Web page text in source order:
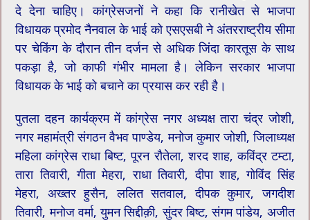
दे देना चाहिए। कांग्रेसजनों ने कहा कि रानीखेत से भाजपा
विधायक प्रमोद नैनवाल के भाई को एसएसबी ने अंतरराष्ट्रीय सीमा
पर चेकिंग के दौरान तीन दर्जन से अधिक जिंदा कारतूस के साथ
पकड़ा है, जो काफी गंभीर मामला है‌। लेकिन सरकार भाजपा
विधायक के भाई को बचाने का प्रयास कर रही है।
पुतला दहन कार्यक्रम में कांग्रेस नगर अध्यक्ष तारा चंद्र जोशी,
नगर महामंत्री संगठन वैभव पाण्डेय, मनोज कुमार जोशी, जिलाध्यक्ष
महिला कांग्रेस राधा बिष्ट, पूरन रौतेला, शरद शाह, कविंद्र टम्टा,
तारा तिवारी, गीता मेहरा, राधा तिवारी, दीपा शाह, गोविंद सिंह
मेहरा, अख्तर हुसैन, ललित सतवाल, दीपक कुमार, जगदीश
तिवारी, मनोज वर्मा, युमन सिद्दीक़ी, सुंदर बिष्ट, संगम पांडेय, अजीत